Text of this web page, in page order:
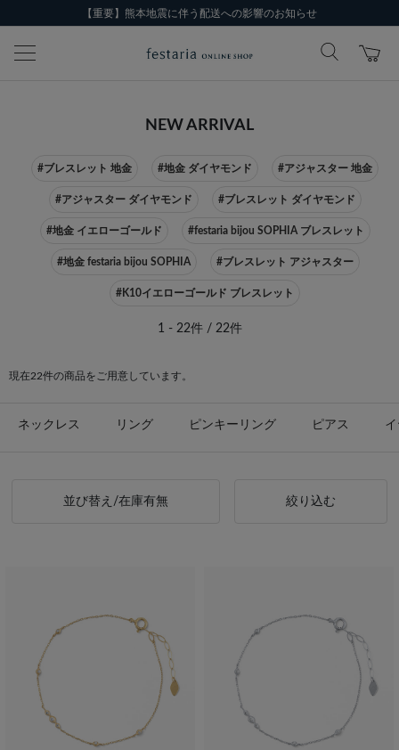
【重要】熊本地震に伴う配送への影響のお知らせ
NEW ARRIVAL
#ブレスレット 地金 #地金 ダイヤモンド #アジャスター 地金
#アジャスター ダイヤモンド #ブレスレット ダイヤモンド
#地金 イエローゴールド #festaria bijou SOPHIA ブレスレット
#地金 festaria bijou SOPHIA #ブレスレット アジャスター
#K10イエローゴールド ブレスレット
1 - 22件 / 22件
現在22件の商品をご用意しています。
ネックレス リング ピンキーリング ピアス
並び替え/在庫有無 絞り込む